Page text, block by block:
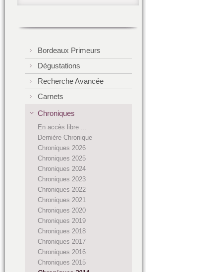
Bordeaux Primeurs
Dégustations
Recherche Avancée
Carnets
Chroniques
En accès libre ...
Dernière Chronique
Chroniques 2026
Chroniques 2025
Chroniques 2024
Chroniques 2023
Chroniques 2022
Chroniques 2021
Chroniques 2020
Chroniques 2019
Chroniques 2018
Chroniques 2017
Chroniques 2016
Chroniques 2015